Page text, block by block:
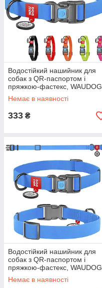
Водостійкий нашийник для
собак з QR-паспортом і
пряжкою-фастекс, WAUDOG
Waterproof, M/Амуніція для
собачок
Немає в наявності
333 ₴
Водостійкий нашийник для
собак з QR-паспортом і
пряжкою-фастекс, WAUDOG
Waterproof, L/Амуніція для
собачок
Немає в наявності